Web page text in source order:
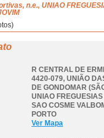
n.e., UNIAO
R CENTRAL DE
4420-079, UNIÃO
DE GONDOMAR
UNIAO
SAO COSME
PORTO
Ver Mapa